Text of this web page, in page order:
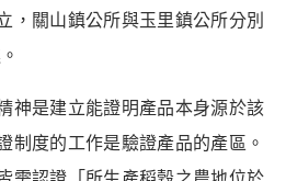
，關山鎮公所與玉里鎮公所分別
。
神是建立能證明產品本身源於該
制度的工作是驗證產品的產區。